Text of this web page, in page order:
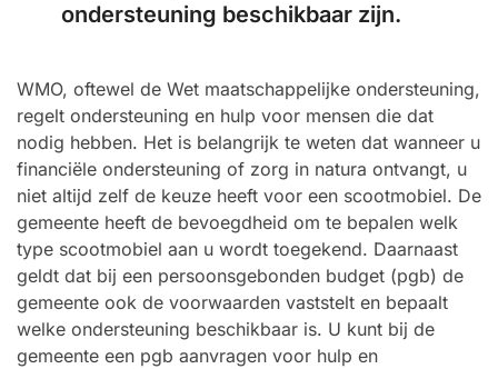
ondersteuning beschikbaar zijn.
WMO, oftewel de Wet maatschappelijke ondersteuning,
regelt ondersteuning en hulp voor mensen die dat
nodig hebben. Het is belangrijk te weten dat wanneer u
financiële ondersteuning of zorg in natura ontvangt, u
niet altijd zelf de keuze heeft voor een scootmobiel. De
gemeente heeft de bevoegdheid om te bepalen welk
type scootmobiel aan u wordt toegekend. Daarnaast
geldt dat bij een persoonsgebonden budget (pgb) de
gemeente ook de voorwaarden vaststelt en bepaalt
welke ondersteuning beschikbaar is. U kunt bij de
gemeente een pgb aanvragen voor hulp en